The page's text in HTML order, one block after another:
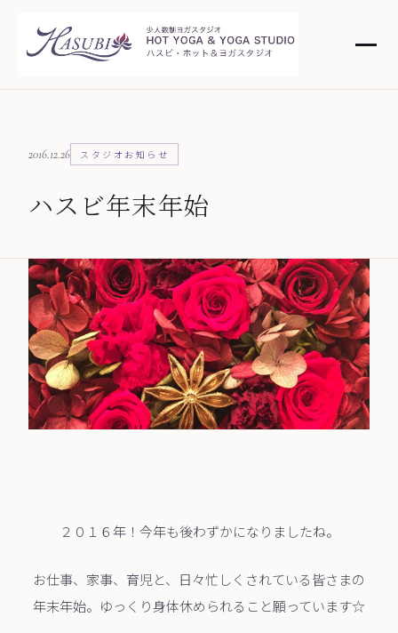
2016.12.26 スタジオお知らせ
ハスビ年末年始
２０１６年！今年も後わずかになりましたね。
お仕事、家事、育児と、日々忙しくされている皆さまの
年末年始。ゆっくり身体休められること願っています☆